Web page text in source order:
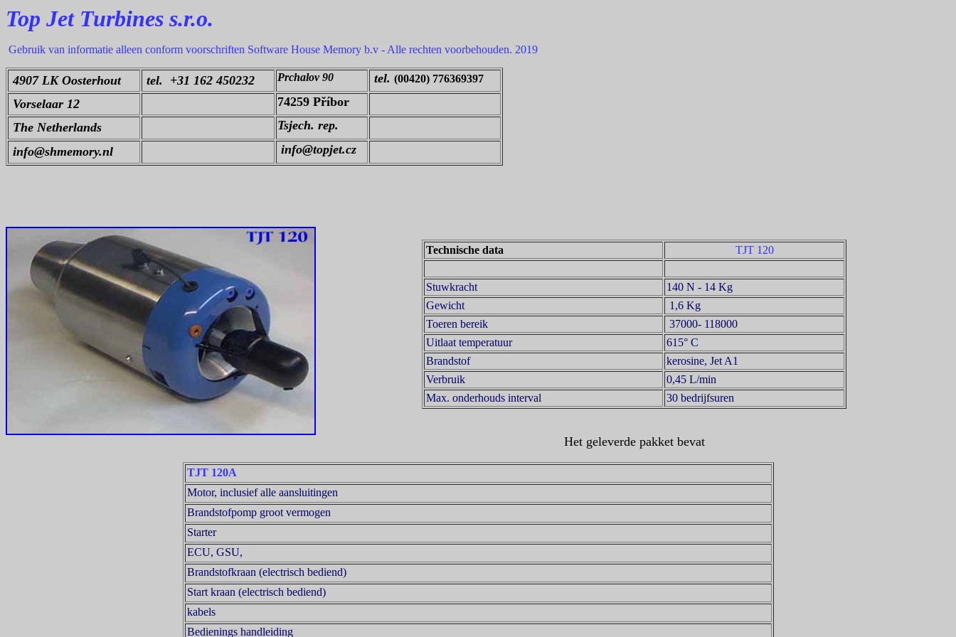
Top Jet Turbines s.r.o.
Gebruik van informatie alleen conform voorschriften Software House Memory b.v - Alle rechten voorbehouden. 2019
4907 LK Oosterhout tel. +31 162 450232 Prchalov 90 tel. (00420) 776369397
Vorselaar 12
74259 Příbor
The Netherlands
Tsjech. rep.
info@shmemory.nl
info@topjet.cz
Technische data TJT 120
Stuwkracht
140 N - 14 Kg
Gewicht
1,6 Kg
Toeren bereik
37000- 118000
Uitlaat temperatuur
615° C
Brandstof
kerosine, Jet A1
Verbruik
0,45 L/min
Max. onderhouds interval
30 bedrijfsuren
Het geleverde pakket bevat
TJT 120A
Motor, inclusief alle aansluitingen
Brandstofpomp groot vermogen
Starter
ECU, GSU,
Brandstofkraan (electrisch bediend)
Start kraan (electrisch bediend)
kabels
Bedienings handleiding